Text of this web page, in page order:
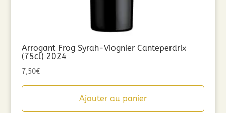
Arrogant Frog Syrah-Viognier Canteperdrix
(75cl) 2024
7,50€
Ajouter au panier